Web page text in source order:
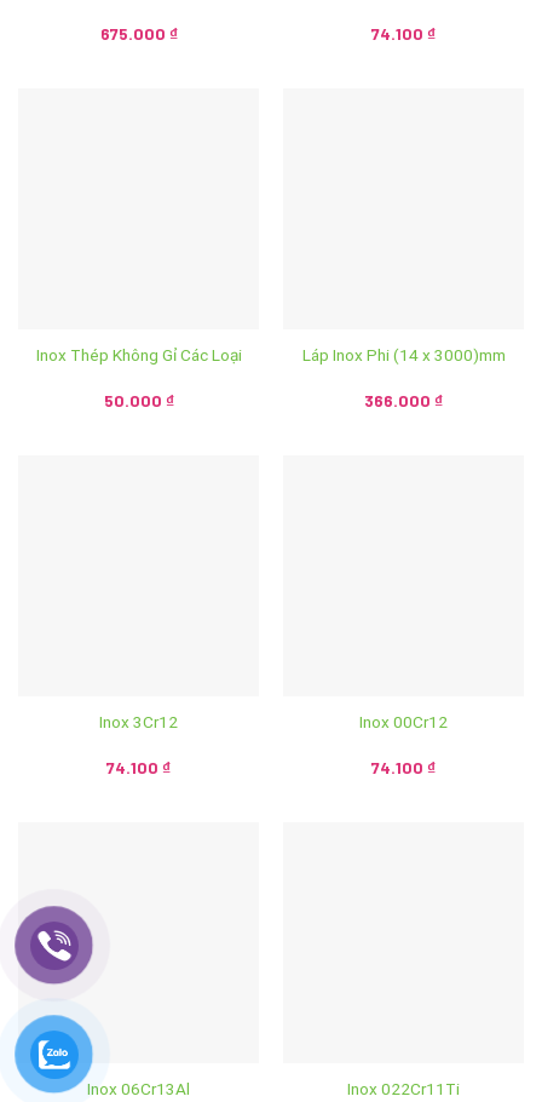
675.000 ₫ 74.100 ₫
Inox Thép Không Gỉ Các Loại
50.000 ₫
Láp Inox Phi (14 x 3000)mm
366.000 ₫
Inox 3Cr12
74.100 ₫
Inox 00Cr12
74.100 ₫
Inox 06Cr13Al Inox 022Cr11Ti